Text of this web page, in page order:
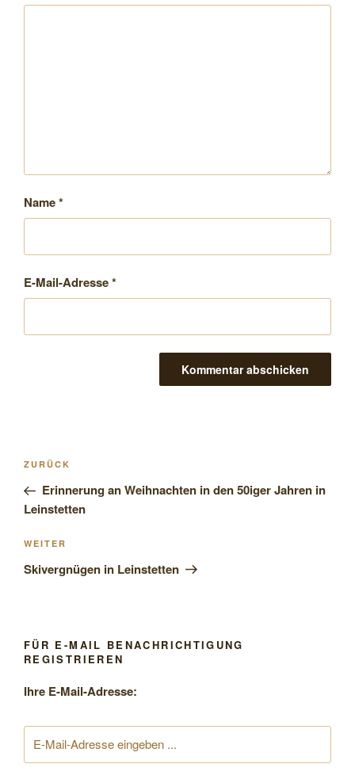
Name*
E-Mail-Adresse*
Beitragsnavigation
Vorheriger
Beitrag
ZURÜCK
Erinnerung an Weihnachten in den 50iger Jahren in
Leinstetten
Nächster
Beitrag
WEITER
Skivergnügen in Leinstetten
FÜR E-MAIL BENACHRICHTIGUNG
REGISTRIEREN
Ihre E-Mail-Adresse: